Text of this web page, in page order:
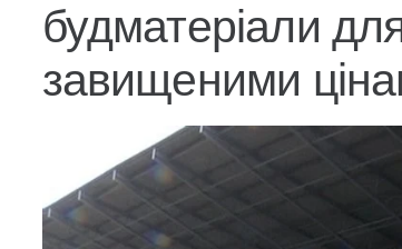
будматеріали
завищеними